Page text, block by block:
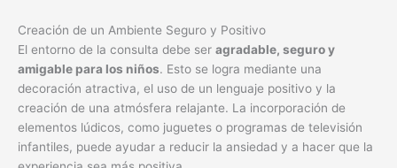
Creación de un Ambiente Seguro y Positivo
El entorno de la consulta debe ser agradable, seguro y
amigable para los niños. Esto se logra mediante una
decoración atractiva, el uso de un lenguaje positivo y la
creación de una atmósfera relajante. La incorporación de
elementos lúdicos, como juguetes o programas de televisión
infantiles, puede ayudar a reducir la ansiedad y a hacer que la